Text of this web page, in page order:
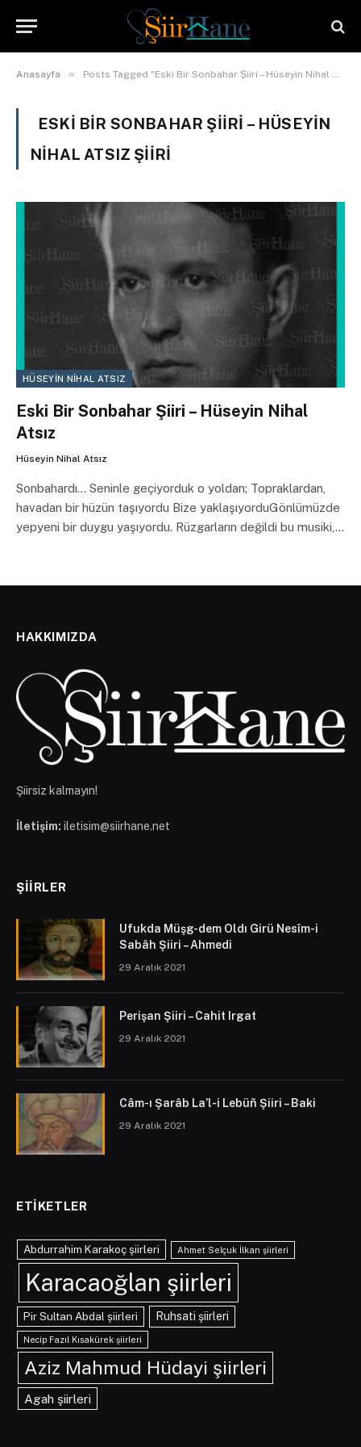
Anasayfa » Posts Tagged "Eski Bir Sonbahar Şiiri – Hüseyin Nihal Atsız şiiri"
ESKI BIR SONBAHAR ŞIIRI – HÜSEYIN
NIHAL ATSIZ ŞIIRI
HÜSEYIN NIHAL ATSIZ
Eski Bir Sonbahar Şiiri – Hüseyin Nihal
Atsız
Hüseyin Nihal Atsız
Sonbahardı… Seninle geçiyorduk o yoldan; Topraklardan,
havadan bir hüzün taşıyordu Bize yaklaşıyorduGönlümüzde
yepyeni bir duygu yaşıyordu. Rüzgarların değildi bu musiki,…
HAKKIMIZDA
Şiirsiz kalmayın!
İletişim: iletisim@siirhane.net
ŞIIRLER
Ufukda Müşg-dem Oldı Girü Nesîm-i
Sabâh Şiiri – Ahmedi
29 Aralık 2021
Perişan Şiiri – Cahit Irgat
29 Aralık 2021
Câm-ı Şarâb La’l-i Lebüñ Şiiri – Baki
29 Aralık 2021
ETIKETLER
Abdurrahim Karakoç şiirleri Ahmet Selçuk İlkan şiirleri
Karacaoğlan şiirleri
Pir Sultan Abdal şiirleri Ruhsati şiirleri
Necip Fazıl Kısakürek şiirleri
Aziz Mahmud Hüdayi şiirleri
Agah şiirleri